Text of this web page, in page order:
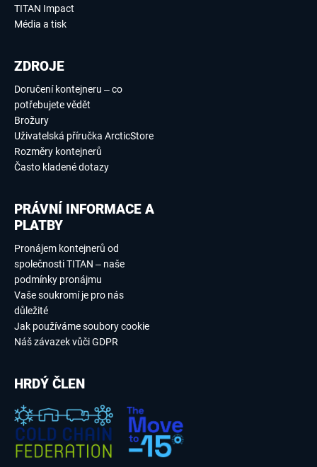
TITAN Impact
Média a tisk
ZDROJE
Doručení kontejneru – co
potřebujete vědět
Brožury
Uživatelská příručka ArcticStore
Rozměry kontejnerů
Často kladené dotazy
PRÁVNÍ INFORMACE A
PLATBY
Pronájem kontejnerů od
společnosti TITAN – naše
podmínky pronájmu
Vaše soukromí je pro nás
důležité
Jak používáme soubory cookie
Náš závazek vůči GDPR
HRDÝ ČLEN